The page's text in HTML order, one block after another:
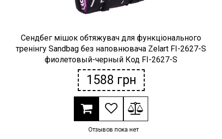
Сендбег мішок обтяжувач для функціонального
тренінгу Sandbag без наповнювача Zelart FI-2627-S
фиолетовый-черный Код FI-2627-S
1588 грн
Отзывов пока нет